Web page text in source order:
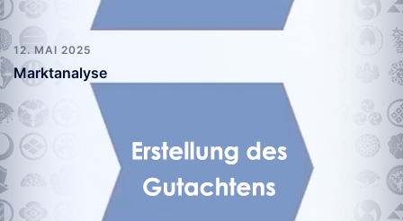
12. MAI 2025
Marktanalyse